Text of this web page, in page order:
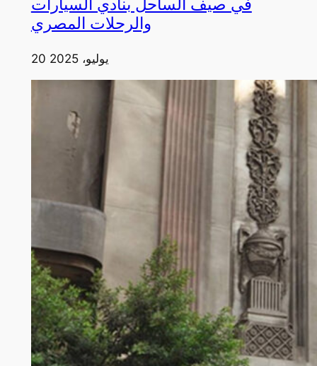
في صيف الساحل بنادي السيارات
والرحلات المصري
20 يوليو، 2025